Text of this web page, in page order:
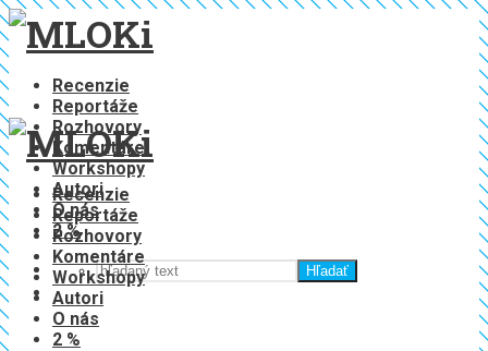
Recenzie
Reportáže
Rozhovory
Komentáre
Workshopy
Autori
O nás
2 %
Hľadať
Recenzie
Reportáže
Rozhovory
Komentáre
Workshopy
Autori
O nás
2 %